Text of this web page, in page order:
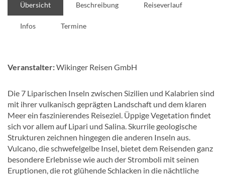
Übersicht Beschreibung Reiseverlauf
Infos Termine
Veranstalter:Wikinger Reisen GmbH
Die 7 Liparischen Inseln zwischen Sizilien und Kalabrien sind
mit ihrer vulkanisch geprägten Landschaft und dem klaren
Meer ein faszinierendes Reiseziel. Üppige Vegetation findet
sich vor allem auf Lipari und Salina. Skurrile geologische
Strukturen zeichnen hingegen die anderen Inseln aus.
Vulcano, die schwefelgelbe Insel, bietet dem Reisenden ganz
besondere Erlebnisse wie auch der Stromboli mit seinen
Eruptionen, die rot glühende Schlacken in die nächtliche